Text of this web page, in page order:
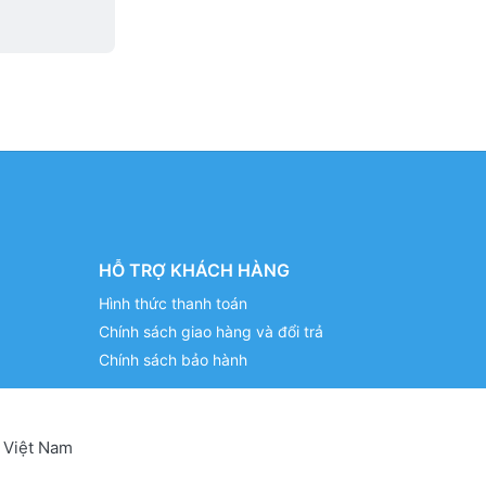
HỖ TRỢ KHÁCH HÀNG
Hình thức thanh toán
Chính sách giao hàng và đổi trả
Chính sách bảo hành
Nam